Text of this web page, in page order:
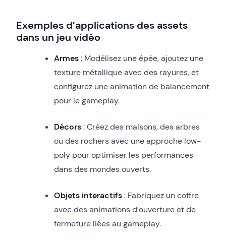
Exemples d’applications des assets
dans un jeu vidéo
Armes: Modélisez une épée, ajoutez une
texture métallique avec des rayures, et
configurez une animation de balancement
pour le gameplay.
Décors: Créez des maisons, des arbres
ou des rochers avec une approche low-
poly pour optimiser les performances
dans des mondes ouverts.
Objets interactifs: Fabriquez un coffre
avec des animations d’ouverture et de
fermeture liées au gameplay.